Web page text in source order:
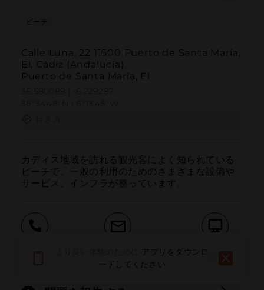
ビーチ
Calle Luna, 22 11500 Puerto de Santa María,
El, Cádiz (Andalucía)
Puerto de Santa María, El
カディス地域を訪れる観光客によく知られている
ビーチで、一般の利用のためのさまざまな設備や
サービス、インフラが整っています。
ウェブサイト
アプリをダウンロ
ードしてください